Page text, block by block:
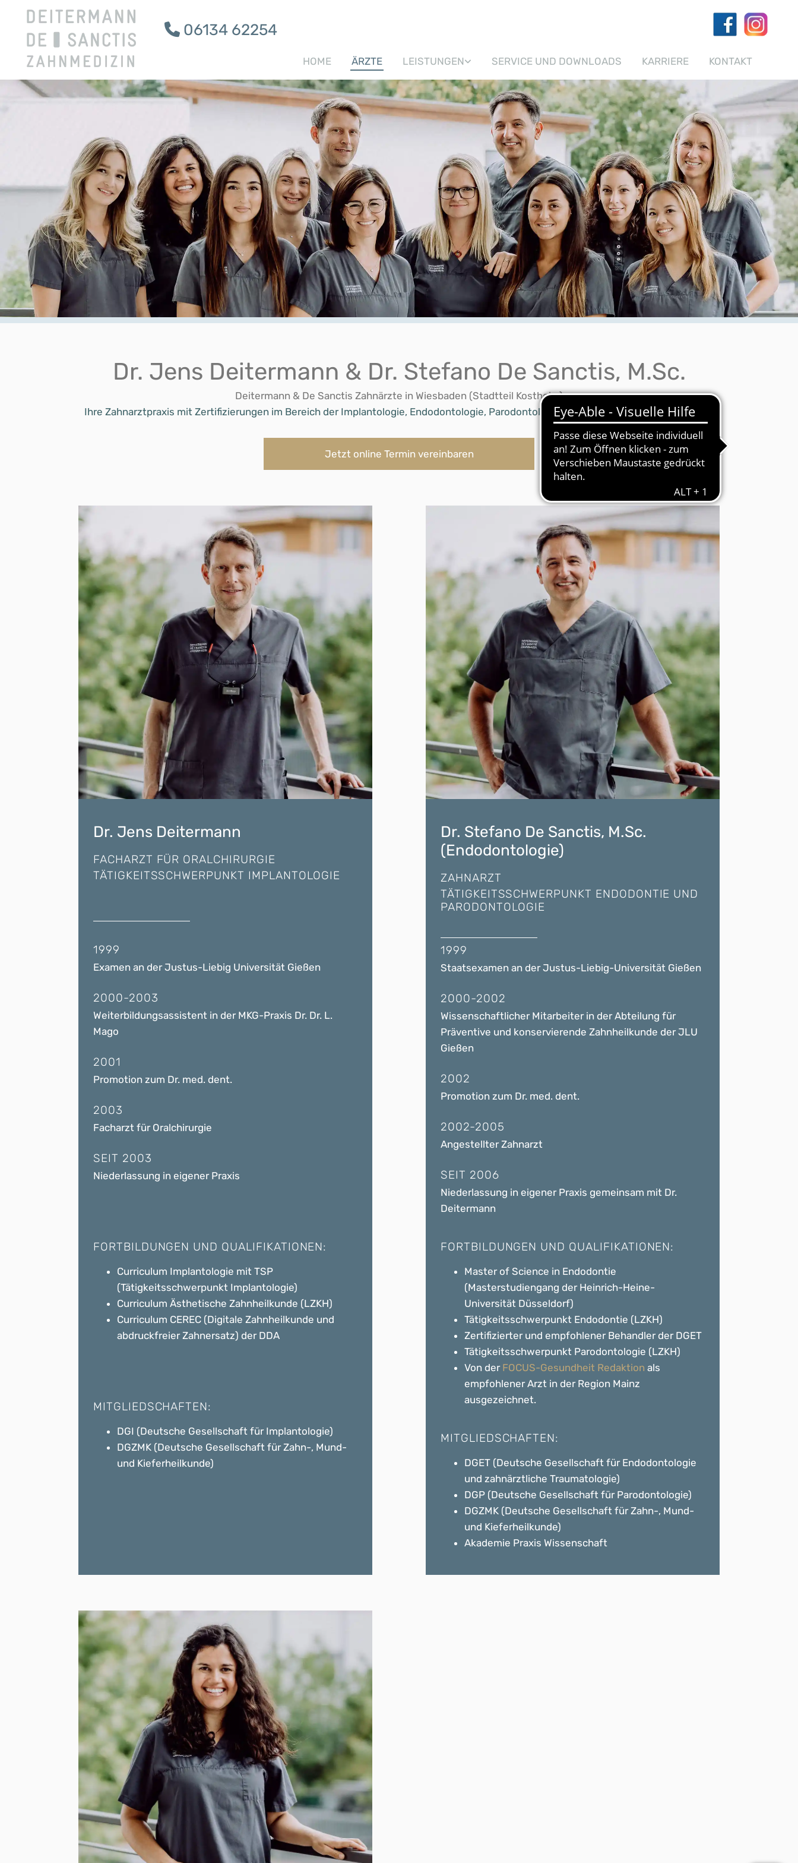
 06134 62254
HOME ÄRZTE LEISTUNGEN SERVICE UND DOWNLOADS KARRIERE KONTAKT
Dr. Jens Deitermann & Dr. Stefano De Sanctis, M.Sc.
Deitermann & De Sanctis Zahnärzte in Wiesbaden (Stadtteil Kostheim)
Ihre Zahnarztpraxis mit Zertifizierungen im Bereich der Implantologie, Endodontologie, Parodontologie und ästhetischer Zahnheilkunde
Jetzt online Termin vereinbaren
Dr. Jens Deitermann
FACHARZT FÜR ORALCHIRURGIE
TÄTIGKEITSSCHWERPUNKT IMPLANTOLOGIE
1999
Examen an der Justus-Liebig Universität Gießen
2000-2003
Weiterbildungsassistent in der MKG-Praxis Dr. Dr. L.
Mago
2001
Promotion zum Dr. med. dent.
2003
Facharzt für Oralchirurgie
SEIT 2003
Niederlassung in eigener Praxis
FORTBILDUNGEN UND QUALIFIKATIONEN:
Curriculum Implantologie mit TSP
(Tätigkeitsschwerpunkt Implantologie)
Curriculum Ästhetische Zahnheilkunde (LZKH)
Curriculum CEREC (Digitale Zahnheilkunde und
abdruckfreier Zahnersatz) der DDA
MITGLIEDSCHAFTEN:
DGI (Deutsche Gesellschaft für Implantologie)
DGZMK (Deutsche Gesellschaft für Zahn-, Mund-
und Kieferheilkunde)
Dr. Stefano De Sanctis, M.Sc.
(Endodontologie)
ZAHNARZT
TÄTIGKEITSSCHWERPUNKT ENDODONTIE UND
PARODONTOLOGIE
1999
Staatsexamen an der Justus-Liebig-Universität Gießen
2000-2002
Wissenschaftlicher Mitarbeiter in der Abteilung für
Präventive und konservierende Zahnheilkunde der JLU
Gießen
2002
Promotion zum Dr. med. dent.
2002-2005
Angestellter Zahnarzt
SEIT 2006
Niederlassung in eigener Praxis gemeinsam mit Dr.
Deitermann
FORTBILDUNGEN UND QUALIFIKATIONEN:
Master of Science in Endodontie
(Masterstudiengang der Heinrich-Heine-
Universität Düsseldorf)
Tätigkeitsschwerpunkt Endodontie (LZKH)
Zertifizierter und empfohlener Behandler der DGET
Tätigkeitsschwerpunkt Parodontologie (LZKH)
Von der FOCUS-Gesundheit Redaktion als
empfohlener Arzt in der Region Mainz
ausgezeichnet.
MITGLIEDSCHAFTEN:
DGET (Deutsche Gesellschaft für Endodontologie
und zahnärztliche Traumatologie)
DGP (Deutsche Gesellschaft für Parodontologie)
DGZMK (Deutsche Gesellschaft für Zahn-, Mund-
und Kieferheilkunde)
Akademie Praxis Wissenschaft